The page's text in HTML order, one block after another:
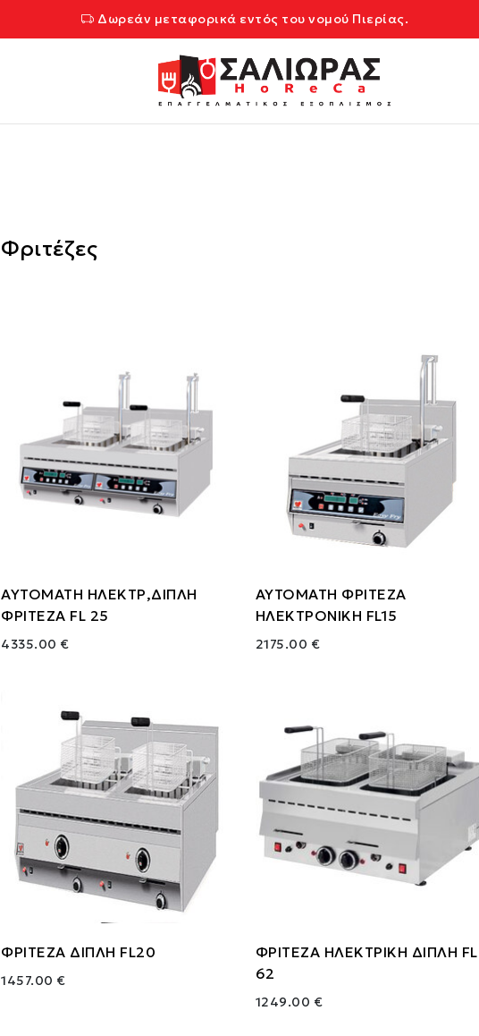
Δωρεάν μεταφορικά εντός του νομού Πιερίας.
Φριτέζες
ΑΥΤΟΜΑΤΗ ΗΛΕΚΤΡ,ΔΙΠΛΗ
ΦΡΙΤΕΖΑ FL 25
4335.00 €
ΑΥΤΟΜΑΤΗ ΦΡΙΤΕΖΑ
ΗΛΕΚΤΡΟΝΙΚΗ FL15
2175.00 €
ΦΡΙΤΕΖΑ ΔΙΠΛΗ FL20
1457.00 €
ΦΡΙΤΕΖΑ ΗΛΕΚΤΡΙΚΗ ΔΙΠΛΗ FL
62
1249.00 €